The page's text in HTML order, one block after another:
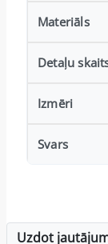
Materiāls
Detaļu
Izmēri
Svars
Uzdot